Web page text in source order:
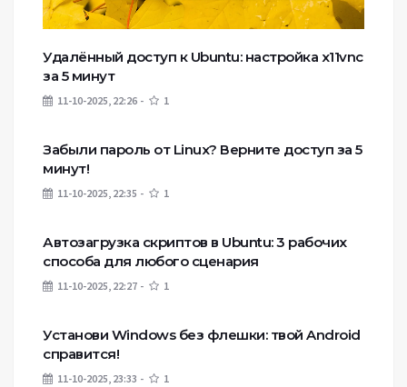
Удалённый доступ к Ubuntu: настройка x11vnc
за 5 минут
11-10-2025, 22:26 1
Забыли пароль от Linux? Верните доступ за 5
минут!
11-10-2025, 22:35 1
Автозагрузка скриптов в Ubuntu: 3 рабочих
способа для любого сценария
11-10-2025, 22:27 1
Установи Windows без флешки: твой Android
справится!
11-10-2025, 23:33 1